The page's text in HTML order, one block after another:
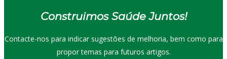
Construimos Saúde Juntos!
Contacte-nos para indicar sugestões de melhoria, bem como para
propor temas para futuros artigos.